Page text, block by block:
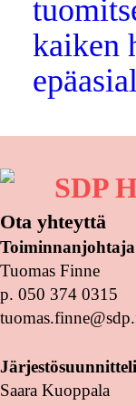
kaiken
SDP
Ota yhteyttä
Toiminnanjohtaja
Tuomas Finne
p. 050 374 0315
Saara Kuoppala